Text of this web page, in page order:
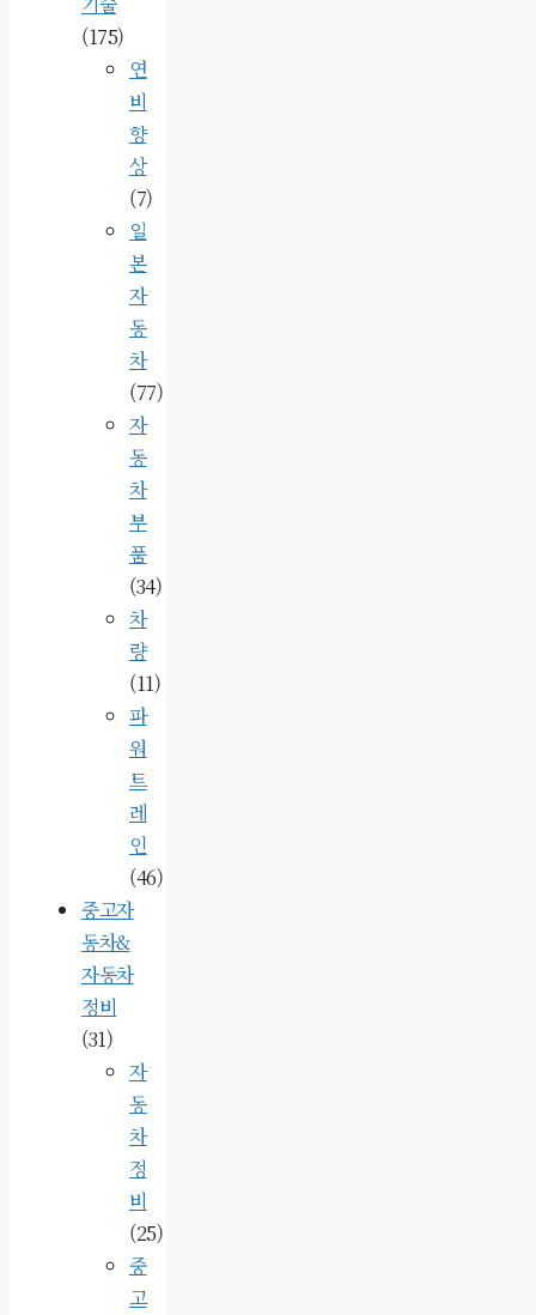
(175)
연
비
향
상
(7)
일
본
자
동
차
(77)
자
동
차
부
품
(34)
차
량
(11)
파
워
트
레
인
(46)
중고자
동차&
자동차
정비
(31)
자
동
차
정
비
(25)
중
고